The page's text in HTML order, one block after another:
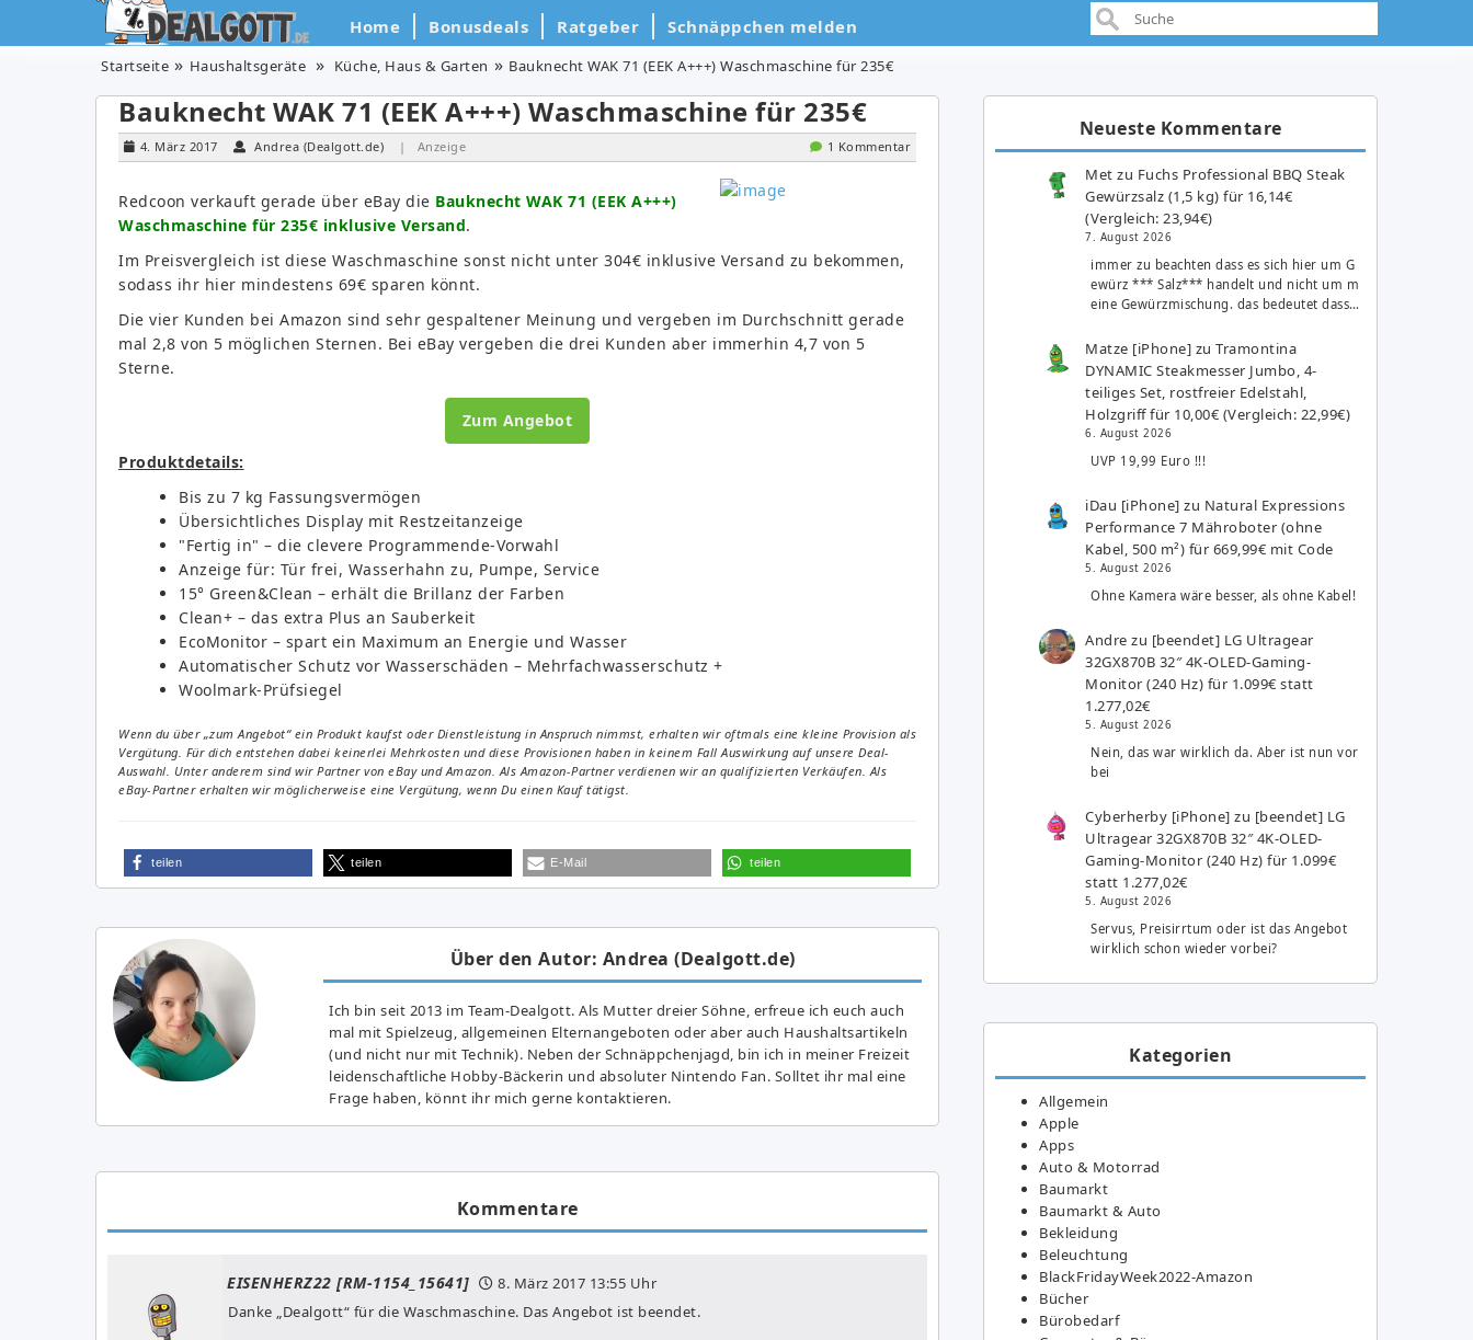
Home Bonusdeals Ratgeber Schnäppchen melden
Startseite Haushaltsgeräte Küche, Haus & Garten Bauknecht WAK 71 (EEK A+++) Waschmaschine für 235€
Bauknecht WAK 71 (EEK A+++) Waschmaschine für 235€
4. März 2017 Andrea (Dealgott.de) | Anzeige 1 Kommentar
Redcoon verkauft gerade über eBay die Bauknecht WAK 71 (EEK A+++)
Waschmaschine für 235€ inklusive Versand.
Im Preisvergleich ist diese Waschmaschine sonst nicht unter 304€ inklusive Versand zu bekommen,
sodass ihr hier mindestens 69€ sparen könnt.
Die vier Kunden bei Amazon sind sehr gespaltener Meinung und vergeben im Durchschnitt gerade
mal 2,8 von 5 möglichen Sternen. Bei eBay vergeben die drei Kunden aber immerhin 4,7 von 5
Sterne.
Zum Angebot
Produktdetails:
Bis zu 7 kg Fassungsvermögen
Übersichtliches Display mit Restzeitanzeige
"Fertig in" – die clevere Programmende-Vorwahl
Anzeige für: Tür frei, Wasserhahn zu, Pumpe, Service
15° Green&Clean – erhält die Brillanz der Farben
Clean+ – das extra Plus an Sauberkeit
EcoMonitor – spart ein Maximum an Energie und Wasser
Automatischer Schutz vor Wasserschäden – Mehrfachwasserschutz +
Woolmark-Prüfsiegel
Wenn du über „zum Angebot“ ein Produkt kaufst oder Dienstleistung in Anspruch nimmst, erhalten wir oftmals eine kleine Provision als
Vergütung. Für dich entstehen dabei keinerlei Mehrkosten und diese Provisionen haben in keinem Fall Auswirkung auf unsere Deal-
Auswahl. Unter anderem sind wir Partner von eBay und Amazon. Als Amazon-Partner verdienen wir an qualifizierten Verkäufen. Als
eBay-Partner erhalten wir möglicherweise eine Vergütung, wenn Du einen Kauf tätigst.
teilen teilen E-Mail teilen
Über den Autor: Andrea (Dealgott.de)
Ich bin seit 2013 im Team-Dealgott. Als Mutter dreier Söhne, erfreue ich euch auch
mal mit Spielzeug, allgemeinen Elternangeboten oder aber auch Haushaltsartikeln
(und nicht nur mit Technik). Neben der Schnäppchenjagd, bin ich in meiner Freizeit
leidenschaftliche Hobby-Bäckerin und absoluter Nintendo Fan. Solltet ihr mal eine
Frage haben, könnt ihr mich gerne kontaktieren.
Kommentare
EISENHERZ22 [RM-1154_15641] 8. März 2017 13:55 Uhr
Danke „Dealgott“ für die Waschmaschine. Das Angebot ist beendet.
Neueste Kommentare
Met zu Fuchs Professional BBQ Steak
Gewürzsalz (1,5 kg) für 16,14€
(Vergleich: 23,94€)
7. August 2026
immer zu beachten dass es sich hier um G
ewürz *** Salz*** handelt und nicht um m
eine Gewürzmischung. das bedeutet dass…
Matze [iPhone] zuTramontina
DYNAMIC Steakmesser Jumbo, 4-
teiliges Set, rostfreier Edelstahl,
Holzgriff für 10,00€ (Vergleich: 22,99€)
6. August 2026
UVP 19,99 Euro !!!
iDau [iPhone] zu Natural Expressions
Performance 7 Mähroboter (ohne
Kabel, 500 m²) für 669,99€ mit Code
5. August 2026
Ohne Kamera wäre besser, als ohne Kabel!
Andre zu [beendet] LG Ultragear
32GX870B 32″ 4K-OLED-Gaming-
Monitor (240 Hz) für 1.099€ statt
1.277,02€
5. August 2026
Nein, das war wirklich da. Aber ist nun vor
bei
Cyberherby [iPhone] zu [beendet] LG
Ultragear 32GX870B 32″ 4K-OLED-
Gaming-Monitor (240 Hz) für 1.099€
statt 1.277,02€
5. August 2026
Servus, Preisirrtum oder ist das Angebot
wirklich schon wieder vorbei?
Kategorien
Allgemein
Apple
Apps
Auto & Motorrad
Baumarkt
Baumarkt & Auto
Bekleidung
Beleuchtung
BlackFridayWeek2022-Amazon
Bücher
Bürobedarf